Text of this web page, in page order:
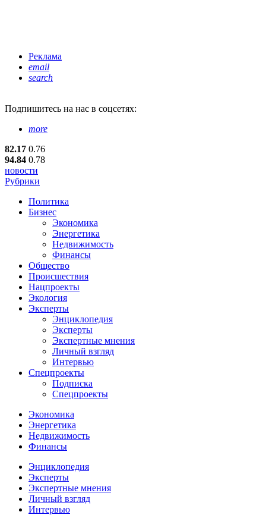
Реклама
email
search
Подпишитесь на нас в соцсетях:
more
82.17 0.76
94.84 0.78
новости
Рубрики
Политика
Бизнес
Экономика
Энергетика
Недвижимость
Финансы
Общество
Происшествия
Нацпроекты
Экология
Эксперты
Энциклопедия
Эксперты
Экспертные мнения
Личный взгляд
Интервью
Спецпроекты
Подписка
Спецпроекты
Экономика
Энергетика
Недвижимость
Финансы
Энциклопедия
Эксперты
Экспертные мнения
Личный взгляд
Интервью